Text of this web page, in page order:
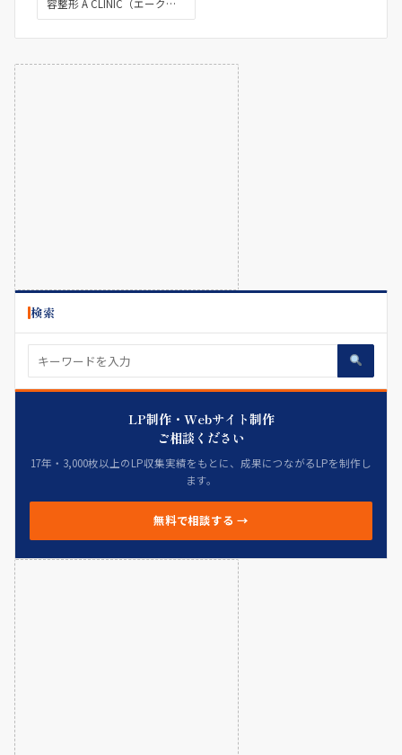
容整形 A CLINIC（エークリ
ニック）の小顔術
検索
LP制作・Webサイト制作
ご相談ください
17年・3,000枚以上のLP収集実績をもとに、成果につながるLPを制作し
ます。
無料で相談する →